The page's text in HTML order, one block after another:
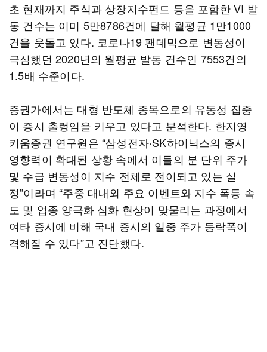
초 현재까지 주식과 상장지수펀드 등을 포함한 VI 발
동 건수는 이미 5만8786건에 달해 월평균 1만1000
건을 웃돌고 있다. 코로나19 팬데믹으로 변동성이
극심했던 2020년의 월평균 발동 건수인 7553건의
1.5배 수준이다.
증권가에서는 대형 반도체 종목으로의 유동성 집중
이 증시 출렁임을 키우고 있다고 분석한다. 한지영
키움증권 연구원은 “삼성전자·SK하이닉스의 증시
영향력이 확대된 상황 속에서 이들의 분 단위 주가
및 수급 변동성이 지수 전체로 전이되고 있는 실
정”이라며 “주중 대내외 주요 이벤트와 지수 폭등 속
도 및 업종 양극화 심화 현상이 맞물리는 과정에서
여타 증시에 비해 국내 증시의 일중 주가 등락폭이
격해질 수 있다”고 진단했다.